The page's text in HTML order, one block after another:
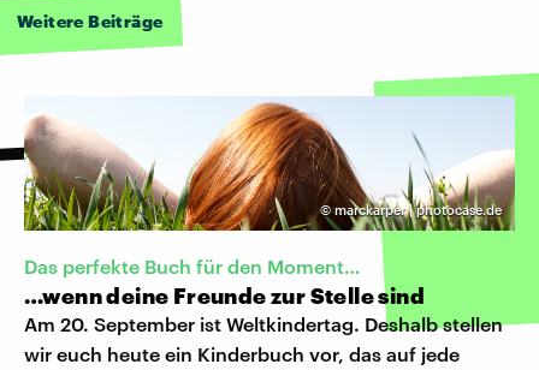
Weitere Beiträge
© marckarper | photocase.de
Das perfekte Buch für den Moment…
…wenn deine Freunde zur Stelle sind
Am 20. September ist Weltkindertag. Deshalb stellen
wir euch heute ein Kinderbuch vor, das auf jede